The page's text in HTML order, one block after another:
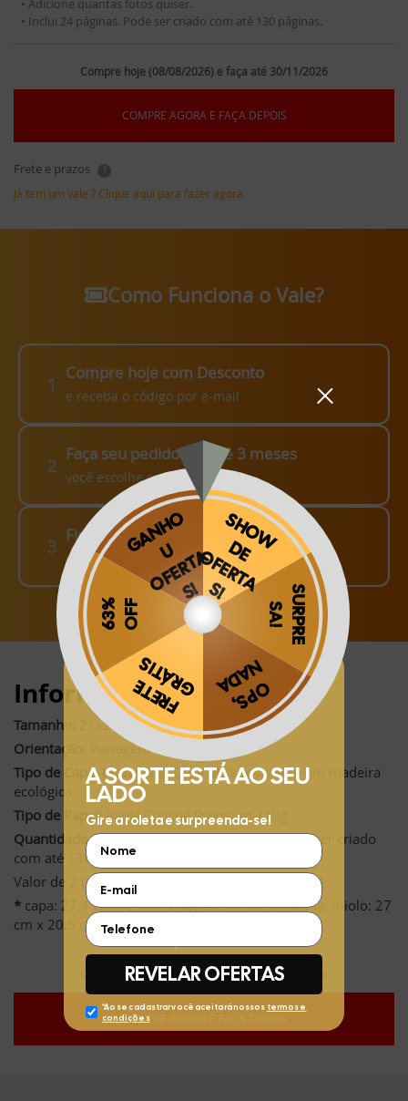
• Adicione quantas fotos quiser.
• Inclui 24 páginas. Pode ser criado com até 130 páginas.
Compre hoje (08/08/2026) e faça até 30/11/2026
COMPRE AGORA E FAÇA DEPOIS
Frete e prazos ?
Já tem um vale ? Clique aqui para fazer agora.
Como Funciona o Vale?
1
Compre hoje com Desconto
e receba o código por e-mail
2
Faça seu pedido em até 3 meses
você escolhe como fazer!
3
Finalize o seu Pedido!
pague o Frete e receba em sua casa
Informações:
Tamanho:
21x28cm (fechado)*
Orientação:
Paisagem
Tipo de Capa: NovaCapa Dura ultra resistente em madeira
ecológica.
Tipo de Papel:Papel Couché Premium 210g
Quantidade de Páginas:Inclui 24 páginas. Pode ser criado
com até 130 páginas.
Valor de 2 páginas extras: R$12,97 (R$ 6,48 cada)
* capa: 27,4 cm x 21 cm e 0,8 a 2 cm de lombada, miolo: 27
cm x 20,5 cm
Compre hoje (08/08/2026) e faça até 30/11/2026
COMPRE AGORA E FAÇA DEPOIS
Obrigado por se cadastrar na
Aproveite e receba as novidades e ofertas exclusivas da